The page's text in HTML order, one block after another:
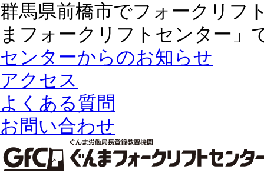
群馬県前橋市でフォークリフ
まフォークリフトセンター」
センターからのお知らせ
アクセス
よくある質問
お問い合わせ